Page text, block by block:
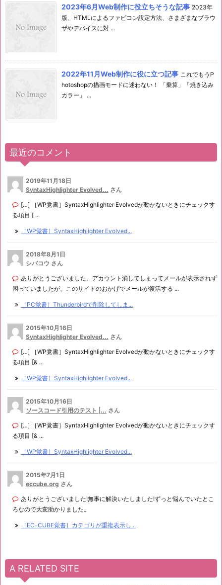
2023年6月Web制作に役立ちそうな記事 2023年
版、HTMLによるファビコン設定方法、さまざまなブラウ
ザやデバイスに対 ...
2022年11月Web制作に役に立つ記事 これでもうP
hotoshopの描画モードに迷わない！ 「乗算」「焼き込み
カラー」 ...
最近のコメント
2019年11月18日
SyntaxHighlighter Evolved... さん
[…] ［WP覚書］SyntaxHighlighter Evolvedが動かないときにチェックす
る項目 [ ...
［WP覚書］SyntaxHighlighter Evolved...
2018年8月1日
シバコウ さん
ありがとうございました。アカウント消してしまってメールが表示されず
困っていましたが、このサイトのおかげでメールが復活する ...
［PC覚書］Thunderbirdで削除してしま...
2015年10月16日
SyntaxHighlighter Evolved... さん
[…] ［WP覚書］SyntaxHighlighter Evolvedが動かないときにチェックす
る項目 [& ...
［WP覚書］SyntaxHighlighter Evolved...
2015年10月16日
ソースコード引用のテスト |... さん
[…] ［WP覚書］SyntaxHighlighter Evolvedが動かないときにチェックす
る項目 [& ...
［WP覚書］SyntaxHighlighter Evolved...
2015年7月1日
eccube.org さん
ありがとうございました!無事に解決いたしました!ずっと悩んでいたとこ
ろなので大変助かりました。
［EC-CUBE覚書］カテゴリが重複表示し...
A RELATED SITE